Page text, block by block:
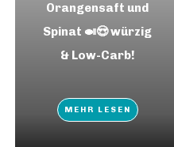
Orangensaft und
Spinat 🍛😍 würzig
& Low-Carb!
MEHR LESEN